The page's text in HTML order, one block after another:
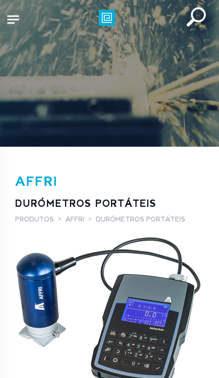
AFFRI
DURÓMETROS PORTÁTEIS
PRODUTOS AFFRI DURÓMETROS PORTÁTEIS